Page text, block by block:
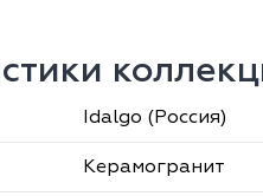
Idalgo (Россия)
Керамогранит